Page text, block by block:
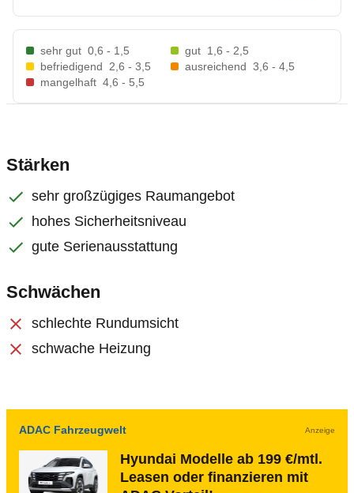
sehr gut 0,6 - 1,5 gut 1,6 - 2,5
befriedigend
2,6 - 3,5 ausreichend 3,6 - 4,5
mangelhaft 4,6 - 5,5
Stärken
sehr großzügiges Raumangebot
hohes Sicherheitsniveau
gute Serienausstattung
Schwächen
schlechte Rundumsicht
schwache Heizung
ADAC Fahrzeugwelt Anzeige
Hyundai Modelle ab 199 €/mtl.
Leasen oder finanzieren mit